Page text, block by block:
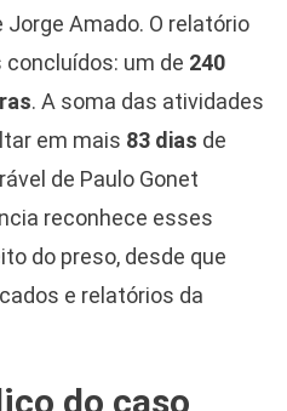
Jorge Amado. O relatório
um de 240
. A soma das atividades
em mais 83 dias de
de Paulo Gonet
reconhece esses
do preso, desde que
e relatórios da
do caso